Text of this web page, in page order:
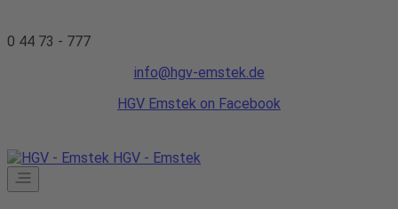
0 44 73 - 777
info@hgv-emstek.de
HGV Emstek on Facebook
HGV - Emstek